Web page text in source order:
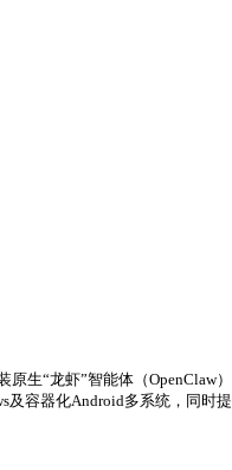
生“龙虾”智能体（
容器化Android多系统，同时